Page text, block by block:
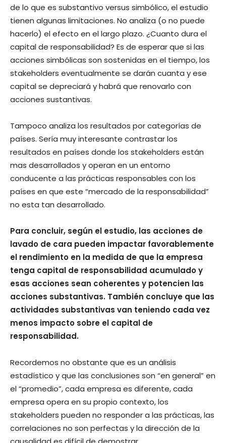
de lo que es substantivo versus simbólico, el estudio
tienen algunas limitaciones. No analiza (o no puede
hacerlo) el efecto en el largo plazo. ¿Cuanto dura el
capital de responsabilidad? Es de esperar que si las
acciones simbólicas son sostenidas en el tiempo, los
stakeholders eventualmente se darán cuanta y ese
capital se depreciará y habrá que renovarlo con
acciones sustantivas.
Tampoco analiza los resultados por categorías de
países. Sería muy interesante contrastar los
resultados en países donde los stakeholders están
mas desarrollados y operan en un entorno
conducente a las prácticas responsables con los
países en que este “mercado de la responsabilidad”
no esta tan desarrollado.
Para concluir, según el estudio, las acciones de
lavado de cara pueden impactar favorablemente
el rendimiento en la medida de que la empresa
tenga capital de responsabilidad acumulado y
esas acciones sean coherentes y potencien las
acciones substantivas. También concluye que las
actividades substantivas van teniendo cada vez
menos impacto sobre el capital de
responsabilidad.
Recordemos no obstante que es un análisis
estadístico y que las conclusiones son “en general” en
el “promedio”, cada empresa es diferente, cada
empresa opera en su propio contexto, los
stakeholders pueden no responder a las prácticas, las
correlaciones no son perfectas y la dirección de la